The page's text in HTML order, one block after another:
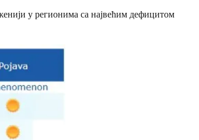
у регионима са највећим дефицитом